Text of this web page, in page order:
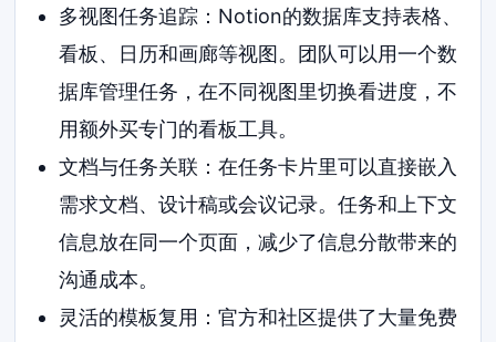
多视图任务追踪：Notion的数据库支持表格、
看板、日历和画廊等视图。团队可以用一个数
据库管理任务，在不同视图里切换看进度，不
用额外买专门的看板工具。
文档与任务关联：在任务卡片里可以直接嵌入
需求文档、设计稿或会议记录。任务和上下文
信息放在同一个页面，减少了信息分散带来的
沟通成本。
灵活的模板复用：官方和社区提供了大量免费